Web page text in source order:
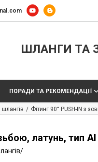
ШЛАНГИ ТА
ПОРАДИ ТА РЕКОМЕНДАЦІЇ
Фітинг 90° PUSH-IN з
латунь, тип
/